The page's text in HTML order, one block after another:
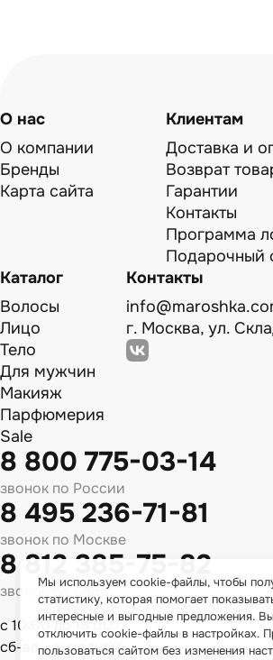
О нас
О компании
Бренды
Карта сайта
Клиентам
Доставка и
Возврат
Гарантии
Контакты
Программа
Подарочный
Каталог
Волосы
Лицо
Тело
Для мужчин
Макияж
Парфюмерия
Sale
Контакты
г. Москва, ул.
8 800 775-03-14
звонок по России
8 495 236-71-81
звонок по Москве
8 812 385-75-82
звонок по Спб
с 10:00 до 18:00
сб-вс - выходной
Мы используем cookie-файлы, чтобы
статистику, которая помогает
интересные и выгодные предложения.
отключить cookie-файлы в настройках.
пользоваться сайтом без изменения